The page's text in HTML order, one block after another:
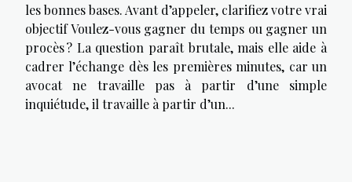
les bonnes bases. Avant d’appeler, clarifiez votre vrai
objectif Voulez-vous gagner du temps ou gagner un
procès ? La question paraît brutale, mais elle aide à
cadrer l’échange dès les premières minutes, car un
avocat ne travaille pas à partir d’une simple
inquiétude, il travaille à partir d’un...